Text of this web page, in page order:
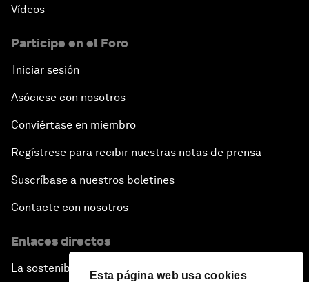
Esta página web usa cookies
Vídeos
Participe en el Foro
Iniciar sesión
Asóciese con nosotros
Conviértase en miembro
Regístrese para recibir nuestras notas de prensa
Suscríbase a nuestros boletines
Contacte con nosotros
Enlaces directos
La sostenibilidad en el Foro